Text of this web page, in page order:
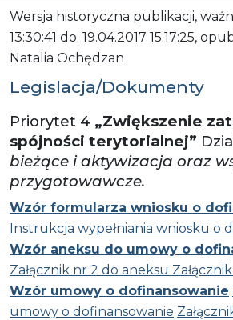
Wersja historyczna publikacji,
13:30:41 do: 19.04.2017 15:17:25,
Natalia Ochędzan
Legislacja/Dokumenty
Priorytet 4 „Zwiększenie
spójności terytorialnej”
bieżące i aktywizacja oraz
przygotowawcze.
Wzór formularza wniosku o
Instrukcja wypełniania wniosku o
Wzór aneksu do umowy o
Załącznik nr 2 do aneksu
Wzór umowy o dofinansowanie
umowy o dofinansowanie